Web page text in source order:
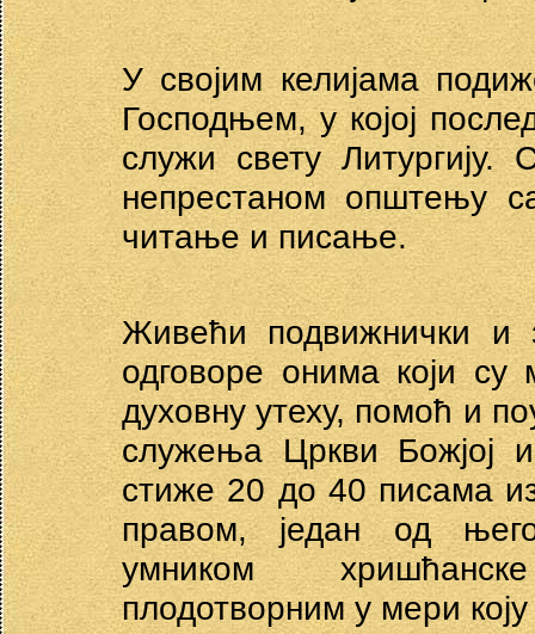
У својим келијама
Господњем, у којој
служи свету Литургију.
непрестаном општењу
читање и писање.
Живећи подвижнички и
одговоре онима који
духовну утеху, помоћ и
служења Цркви Божјој
стиже 20 до 40 писама
правом, један од
умником
плодотворним у мери